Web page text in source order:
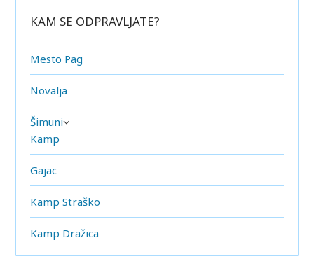
KAM SE ODPRAVLJATE?
Mesto Pag
Novalja
Šimuni
Kamp
Gajac
Kamp Straško
Kamp Dražica